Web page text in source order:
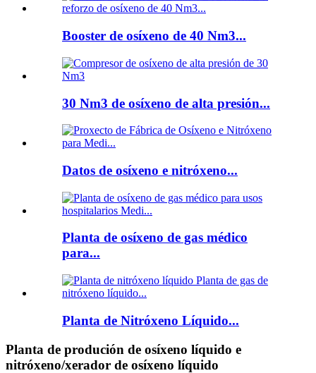
Booster de osíxeno de 40 Nm3...
30 Nm3 de osíxeno de alta presión...
Datos de osíxeno e nitróxeno...
Planta de osíxeno de gas médico
para...
Planta de Nitróxeno Líquido...
Planta de produción de osíxeno líquido e
nitróxeno/xerador de osíxeno líquido